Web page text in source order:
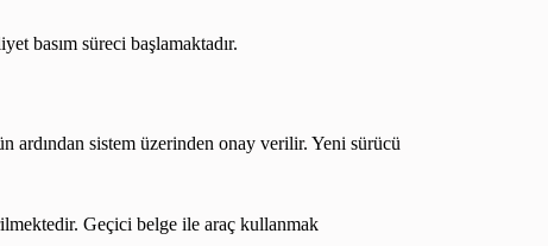
basım süreci başlamaktadır.
ardından sistem üzerinden onay verilir. Yeni sürücü
Geçici belge ile araç kullanmak